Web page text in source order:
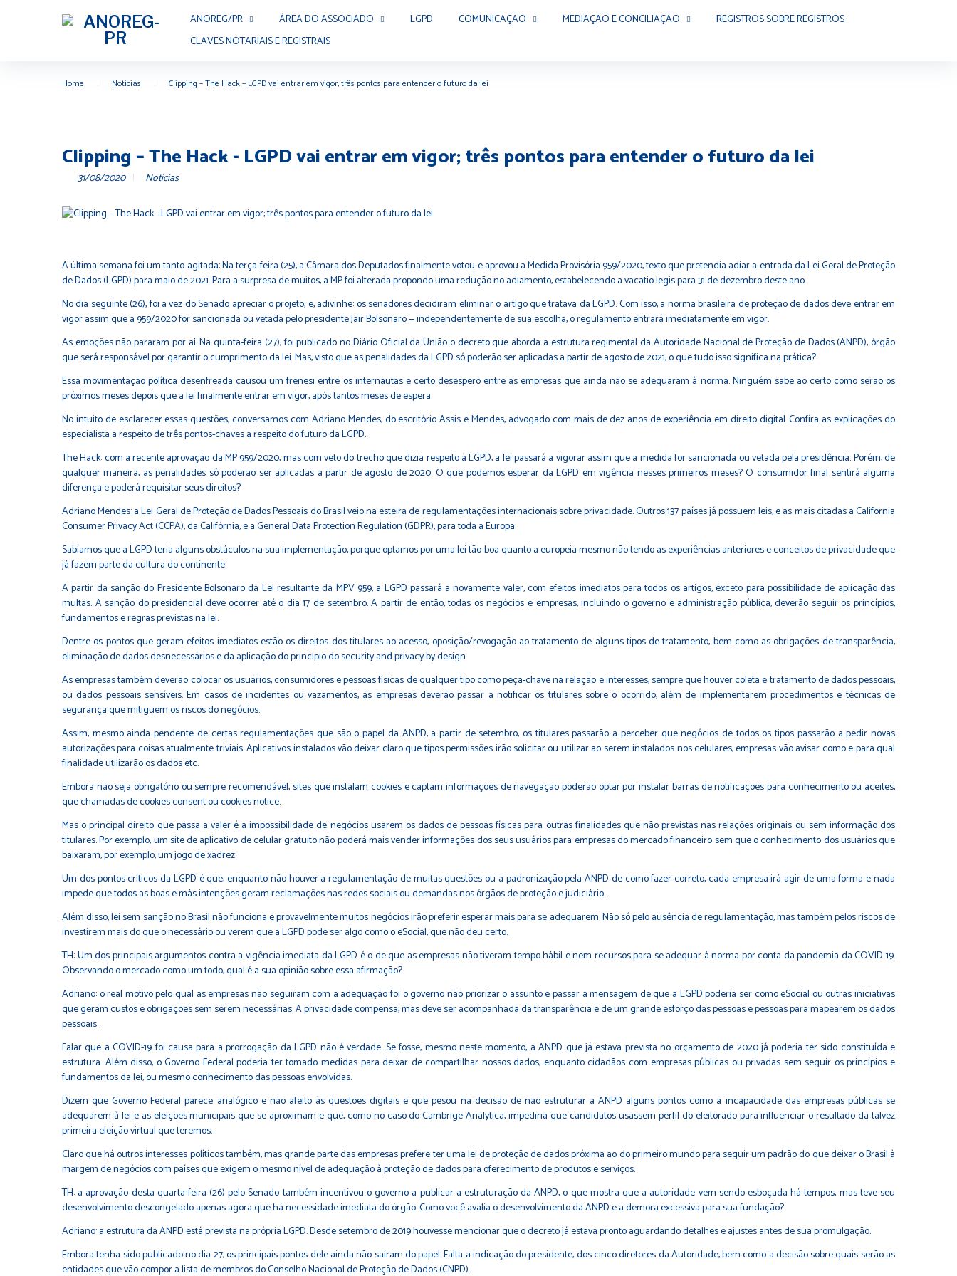
ANOREG/PR ÁREA DO ASSOCIADO LGPD COMUNICAÇÃO MEDIAÇÃO E CONCILIAÇÃO
REGISTROS SOBRE REGISTROS
CLAVES NOTARIAIS E REGISTRAIS
Home Notícias Clipping – The Hack – LGPD vai entrar em vigor; três pontos para entender o futuro da lei
Clipping – The Hack - LGPD vai entrar em vigor; três pontos para entender o futuro da lei
31/08/2020 Notícias
A última semana foi um tanto agitada: Na terça-feira (25), a Câmara dos Deputados finalmente votou e aprovou a Medida Provisória 959/2020, texto que pretendia adiar a entrada da Lei Geral de Proteção
de Dados (LGPD) para maio de 2021. Para a surpresa de muitos, a MP foi alterada propondo uma redução no adiamento, estabelecendo a vacatio legis para 31 de dezembro deste ano.
No dia seguinte (26), foi a vez do Senado apreciar o projeto, e, adivinhe: os senadores decidiram eliminar o artigo que tratava da LGPD. Com isso, a norma brasileira de proteção de dados deve entrar em
vigor assim que a 959/2020 for sancionada ou vetada pelo presidente Jair Bolsonaro — independentemente de sua escolha, o regulamento entrará imediatamente em vigor.
As emoções não pararam por aí. Na quinta-feira (27), foi publicado no Diário Oficial da União o decreto que aborda a estrutura regimental da Autoridade Nacional de Proteção de Dados (ANPD), órgão
que será responsável por garantir o cumprimento da lei. Mas, visto que as penalidades da LGPD só poderão ser aplicadas a partir de agosto de 2021, o que tudo isso significa na prática?
Essa movimentação política desenfreada causou um frenesi entre os internautas e certo desespero entre as empresas que ainda não se adequaram à norma. Ninguém sabe ao certo como serão os
próximos meses depois que a lei finalmente entrar em vigor, após tantos meses de espera.
No intuito de esclarecer essas questões, conversamos com Adriano Mendes, do escritório Assis e Mendes, advogado com mais de dez anos de experiência em direito digital. Confira as explicações do
especialista a respeito de três pontos-chaves a respeito do futuro da LGPD.
The Hack: com a recente aprovação da MP 959/2020, mas com veto do trecho que dizia respeito à LGPD, a lei passará a vigorar assim que a medida for sancionada ou vetada pela presidência. Porém, de
qualquer maneira, as penalidades só poderão ser aplicadas a partir de agosto de 2020. O que podemos esperar da LGPD em vigência nesses primeiros meses? O consumidor final sentirá alguma
diferença e poderá requisitar seus direitos?
Adriano Mendes: a Lei Geral de Proteção de Dados Pessoais do Brasil veio na esteira de regulamentações internacionais sobre privacidade. Outros 137 países já possuem leis, e as mais citadas a California
Consumer Privacy Act (CCPA), da Califórnia, e a General Data Protection Regulation (GDPR), para toda a Europa.
Sabíamos que a LGPD teria alguns obstáculos na sua implementação, porque optamos por uma lei tão boa quanto a europeia mesmo não tendo as experiências anteriores e conceitos de privacidade que
já fazem parte da cultura do continente.
A partir da sanção do Presidente Bolsonaro da Lei resultante da MPV 959, a LGPD passará a novamente valer, com efeitos imediatos para todos os artigos, exceto para possibilidade de aplicação das
multas. A sanção do presidencial deve ocorrer até o dia 17 de setembro. A partir de então, todas os negócios e empresas, incluindo o governo e administração pública, deverão seguir os princípios,
fundamentos e regras previstas na lei.
Dentre os pontos que geram efeitos imediatos estão os direitos dos titulares ao acesso, oposição/revogação ao tratamento de alguns tipos de tratamento, bem como as obrigações de transparência,
eliminação de dados desnecessários e da aplicação do princípio do security and privacy by design.
As empresas também deverão colocar os usuários, consumidores e pessoas físicas de qualquer tipo como peça-chave na relação e interesses, sempre que houver coleta e tratamento de dados pessoais,
ou dados pessoais sensíveis. Em casos de incidentes ou vazamentos, as empresas deverão passar a notificar os titulares sobre o ocorrido, além de implementarem procedimentos e técnicas de
segurança que mitiguem os riscos do negócios.
Assim, mesmo ainda pendente de certas regulamentações que são o papel da ANPD, a partir de setembro, os titulares passarão a perceber que negócios de todos os tipos passarão a pedir novas
autorizações para coisas atualmente triviais. Aplicativos instalados vão deixar claro que tipos permissões irão solicitar ou utilizar ao serem instalados nos celulares, empresas vão avisar como e para qual
finalidade utilizarão os dados etc.
Embora não seja obrigatório ou sempre recomendável, sites que instalam cookies e captam informações de navegação poderão optar por instalar barras de notificações para conhecimento ou aceites,
que chamadas de cookies consent ou cookies notice.
Mas o principal direito que passa a valer é a impossibilidade de negócios usarem os dados de pessoas físicas para outras finalidades que não previstas nas relações originais ou sem informação dos
titulares. Por exemplo, um site de aplicativo de celular gratuito não poderá mais vender informações dos seus usuários para empresas do mercado financeiro sem que o conhecimento dos usuários que
baixaram, por exemplo, um jogo de xadrez.
Um dos pontos críticos da LGPD é que, enquanto não houver a regulamentação de muitas questões ou a padronização pela ANPD de como fazer correto, cada empresa irá agir de uma forma e nada
impede que todos as boas e más intenções geram reclamações nas redes sociais ou demandas nos órgãos de proteção e judiciário.
Além disso, lei sem sanção no Brasil não funciona e provavelmente muitos negócios irão preferir esperar mais para se adequarem. Não só pelo ausência de regulamentação, mas também pelos riscos de
investirem mais do que o necessário ou verem que a LGPD pode ser algo como o eSocial, que não deu certo.
TH: Um dos principais argumentos contra a vigência imediata da LGPD é o de que as empresas não tiveram tempo hábil e nem recursos para se adequar à norma por conta da pandemia da COVID-19.
Observando o mercado como um todo, qual é a sua opinião sobre essa afirmação?
Adriano: o real motivo pelo qual as empresas não seguiram com a adequação foi o governo não priorizar o assunto e passar a mensagem de que a LGPD poderia ser como eSocial ou outras iniciativas
que geram custos e obrigações sem serem necessárias. A privacidade compensa, mas deve ser acompanhada da transparência e de um grande esforço das pessoas e pessoas para mapearem os dados
pessoais.
Falar que a COVID-19 foi causa para a prorrogação da LGPD não é verdade. Se fosse, mesmo neste momento, a ANPD que já estava prevista no orçamento de 2020 já poderia ter sido constituída e
estrutura. Além disso, o Governo Federal poderia ter tomado medidas para deixar de compartilhar nossos dados, enquanto cidadãos com empresas públicas ou privadas sem seguir os princípios e
fundamentos da lei, ou mesmo conhecimento das pessoas envolvidas.
Dizem que Governo Federal parece analógico e não afeito às questões digitais e que pesou na decisão de não estruturar a ANPD alguns pontos como a incapacidade das empresas públicas se
adequarem à lei e as eleições municipais que se aproximam e que, como no caso do Cambrige Analytica, impediria que candidatos usassem perfil do eleitorado para influenciar o resultado da talvez
primeira eleição virtual que teremos.
Claro que há outros interesses políticos também, mas grande parte das empresas prefere ter uma lei de proteção de dados próxima ao do primeiro mundo para seguir um padrão do que deixar o Brasil à
margem de negócios com países que exigem o mesmo nível de adequação à proteção de dados para oferecimento de produtos e serviços.
TH: a aprovação desta quarta-feira (26) pelo Senado também incentivou o governo a publicar a estruturação da ANPD, o que mostra que a autoridade vem sendo esboçada há tempos, mas teve seu
desenvolvimento descongelado apenas agora que há necessidade imediata do órgão. Como você avalia o desenvolvimento da ANPD e a demora excessiva para sua fundação?
Adriano: a estrutura da ANPD está prevista na própria LGPD. Desde setembro de 2019 houvesse mencionar que o decreto já estava pronto aguardando detalhes e ajustes antes de sua promulgação.
Embora tenha sido publicado no dia 27, os principais pontos dele ainda não saíram do papel. Falta a indicação do presidente, dos cinco diretores da Autoridade, bem como a decisão sobre quais serão as
entidades que vão compor a lista de membros do Conselho Nacional de Proteção de Dados (CNPD).